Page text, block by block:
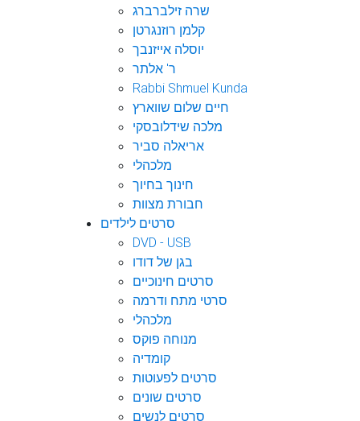
שרה זילברברג
קלמן רוזנגרטן
יוסלה אייזנבך
ר' אלתר
Rabbi Shmuel Kunda
חיים שלום שווארץ
מלכה שידלובסקי
אריאלה סביר
מלכהלי
חינוך בחיוך
חבורת מצוות
סרטים לילדים
DVD - USB
בגן של דודו
סרטים חינוכיים
סרטי מתח ודרמה
מלכהלי
מנוחה פוקס
קומדיה
סרטים לפעוטות
סרטים שונים
סרטים לנשים